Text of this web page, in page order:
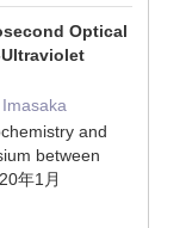
Optical
and
between
年1月